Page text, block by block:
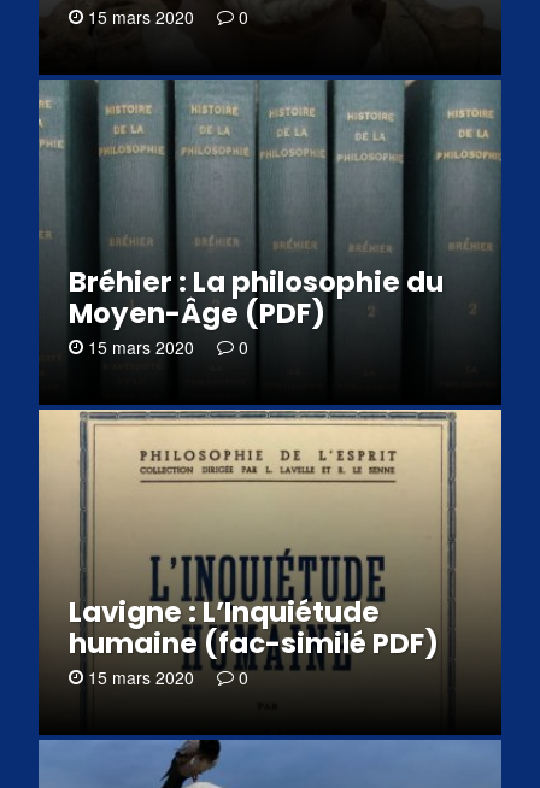
15 mars 2020 0
Bréhier : La philosophie du
Moyen-Âge (PDF)
15 mars 2020 0
Lavigne : L’Inquiétude
humaine (fac-similé PDF)
15 mars 2020 0